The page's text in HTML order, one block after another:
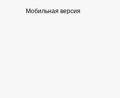
Мобильная версия